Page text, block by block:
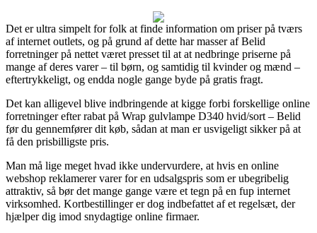
Det er ultra simpelt for folk at finde information om priser på tværs
af internet outlets, og på grund af dette har masser af Belid
forretninger på nettet været presset til at at nedbringe priserne på
mange af deres varer – til børn, og samtidig til kvinder og mænd –
eftertrykkeligt, og endda nogle gange byde på gratis fragt.
Det kan alligevel blive indbringende at kigge forbi forskellige online
forretninger efter rabat på Wrap gulvlampe D340 hvid/sort – Belid
før du gennemfører dit køb, sådan at man er usvigeligt sikker på at
få den prisbilligste pris.
Man må lige meget hvad ikke undervurdere, at hvis en online
webshop reklamerer varer for en udsalgspris som er ubegribelig
attraktiv, så bør det mange gange være et tegn på en fup internet
virksomhed. Kortbestillinger er dog indbefattet af et regelsæt, der
hjælper dig imod snydagtige online firmaer.